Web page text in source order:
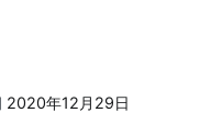
2020年12月29日